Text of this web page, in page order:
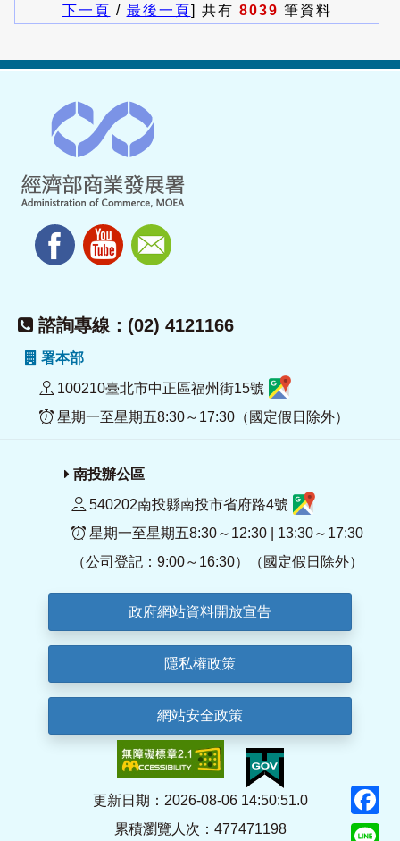
下一頁 / 最後一頁] 共有 8039 筆資料
諮詢專線：(02) 4121166
署本部
100210臺北市中正區福州街15號
星期一至星期五8:30～17:30（國定假日除外）
南投辦公區
540202南投縣南投市省府路4號
星期一至星期五8:30～12:30 | 13:30～17:30
（公司登記：9:00～16:30）（國定假日除外）
政府網站資料開放宣告
隱私權政策
網站安全政策
更新日期：2026-08-06 14:50:51.0
累積瀏覽人次：477471198